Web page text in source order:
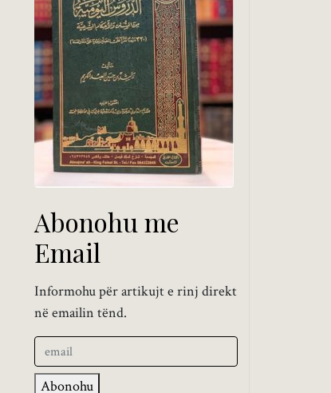
Abonohu me
Email
Informohu për artikujt e rinj direkt
në emailin tënd.
Abonohu